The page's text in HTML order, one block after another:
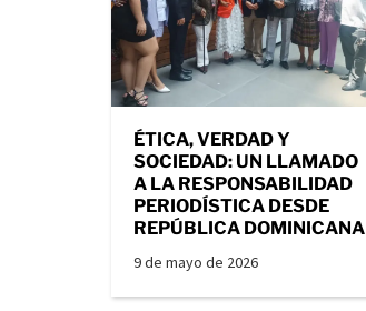
ÉTICA, VERDAD Y
SOCIEDAD: UN LLAMADO
A LA RESPONSABILIDAD
PERIODÍSTICA DESDE
REPÚBLICA DOMINICANA
9 de mayo de 2026